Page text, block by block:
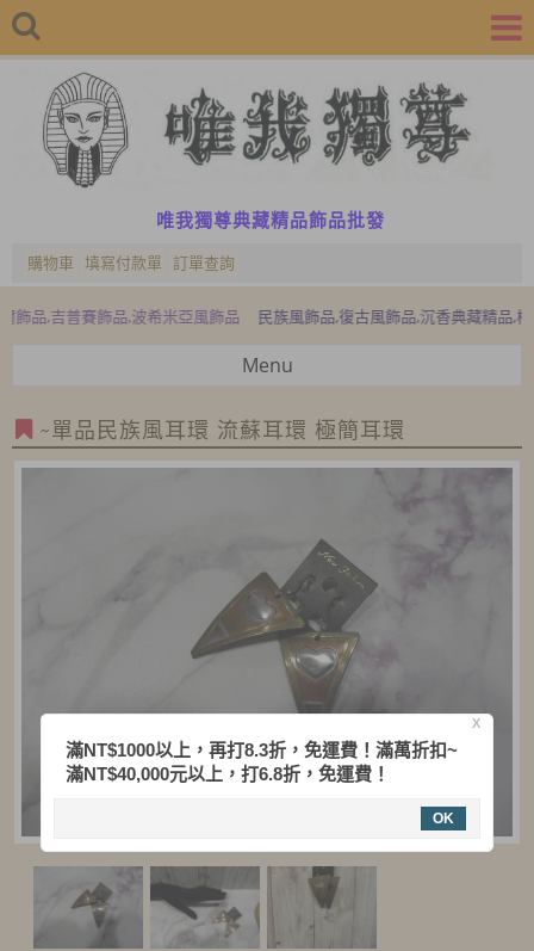
唯我獨尊典藏精品飾品批發
購物車 填寫付款單 訂單查詢
普賽飾品,波希米亞風飾品 民族風飾品,復古風飾品,沉香典藏精品,檜木典藏
Menu
~單品民族風耳環 流蘇耳環 極簡耳環
X
滿NT$1000以上，再打8.3折，免運費！滿萬折扣~
滿NT$40,000元以上，打6.8折，免運費！
OK